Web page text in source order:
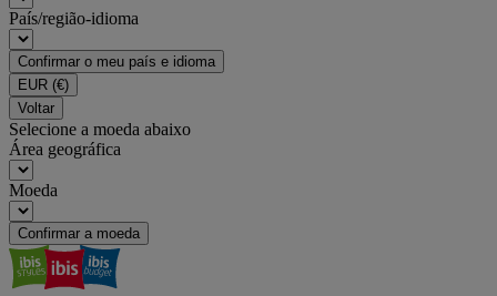
País/região-idioma
Confirmar o meu país e idioma
EUR (€)
Voltar
Selecione a moeda abaixo
Área geográfica
Moeda
Confirmar a moeda